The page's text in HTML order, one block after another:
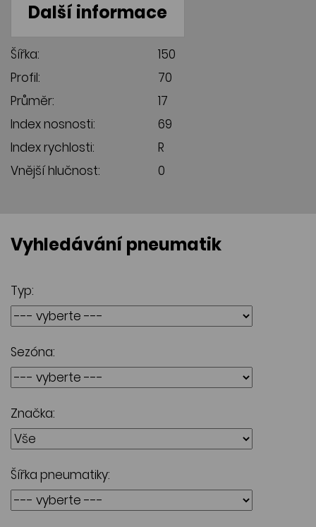
Další informace
Šířka:
150
Profil:
70
Průměr:
17
Index nosnosti:
69
Index rychlosti:
R
Vnější hlučnost:
0
Vyhledávání pneumatik
Typ:
Sezóna:
Značka:
Šířka pneumatiky: